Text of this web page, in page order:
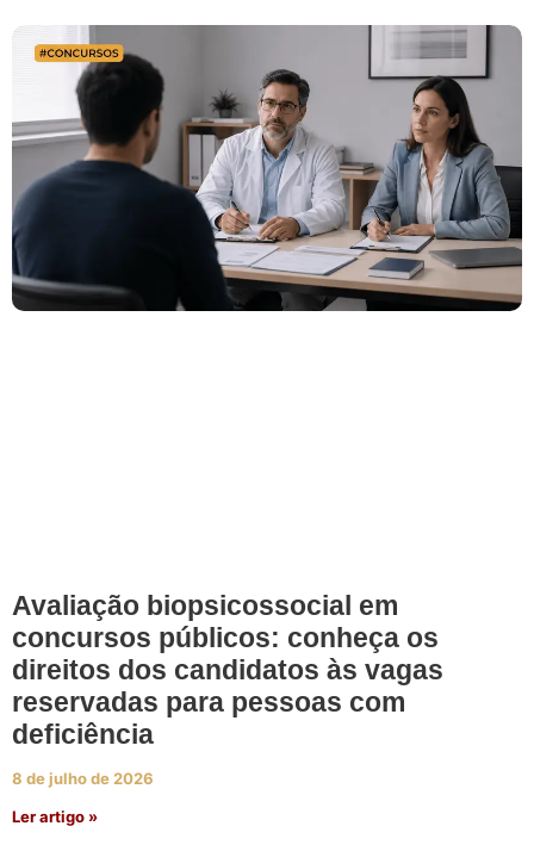
Avaliação biopsicossocial em
concursos públicos: conheça os
direitos dos candidatos às vagas
reservadas para pessoas com
deficiência
8 de julho de 2026
Ler artigo »